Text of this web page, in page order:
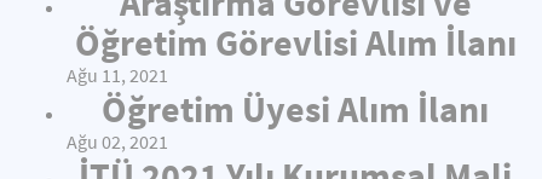
Öğretim Görevlisi Alım İlanı
Ağu 11, 2021
Öğretim Üyesi Alım İlanı
Ağu 02, 2021